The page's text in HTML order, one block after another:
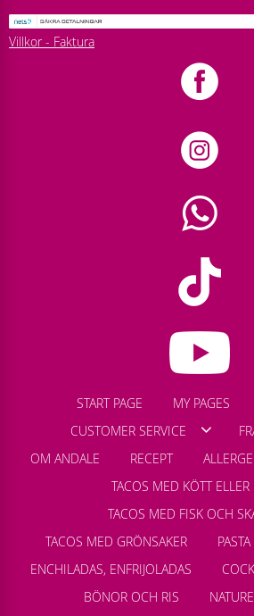
Villkor - Faktura
START PAGE MY PAGES
CUSTOMER SERVICE
OM ANDALE
RECEPT
TACOS MED KÖTT ELLER
TACOS MED FISK OCH
TACOS MED GRÖNSAKER
ENCHILADAS, ENFRIJOLADAS
BÖNOR OCH RIS